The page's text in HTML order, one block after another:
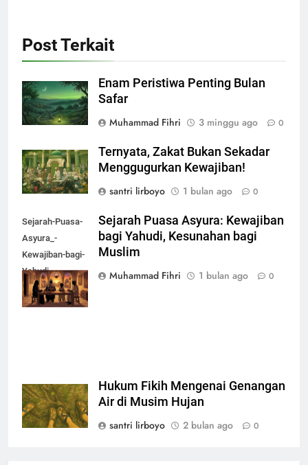
Post Terkait
Enam Peristiwa Penting Bulan
Safar
Muhammad Fihri
3 minggu ago 0
Ternyata, Zakat Bukan Sekadar
Menggugurkan Kewajiban!
santri lirboyo
1 bulan ago 0
Sejarah-Puasa-
Asyura_-
Kewajiban-bagi-
Yahudi,-
Kesunahan-bagi-
Muslim
Sejarah Puasa Asyura: Kewajiban
bagi Yahudi, Kesunahan bagi
Muslim
Muhammad Fihri
1 bulan ago 0
Hukum Fikih Mengenai Genangan
Air di Musim Hujan
santri lirboyo
2 bulan ago 0